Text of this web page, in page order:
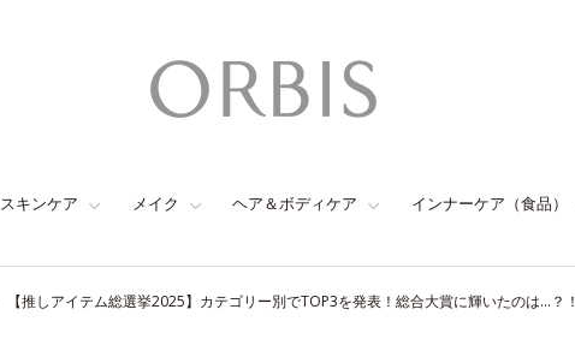
スキンケア メイク ヘア＆ボディケア インナーケア（食品）
【推しアイテム総選挙2025】カテゴリー別でTOP3を発表！総合大賞に輝いたのは…？！